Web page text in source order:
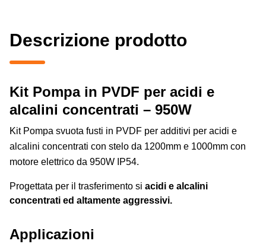
Descrizione prodotto
Kit Pompa in PVDF per acidi e
alcalini concentrati – 950W
Kit Pompa svuota fusti in PVDF per additivi per acidi e
alcalini concentrati con stelo da 1200mm e 1000mm con
motore elettrico da 950W IP54.
Progettata per il trasferimento si acidi e alcalini
concentrati ed altamente aggressivi.
Applicazioni